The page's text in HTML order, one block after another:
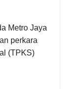
Metro Jaya
perkara
(TPKS)